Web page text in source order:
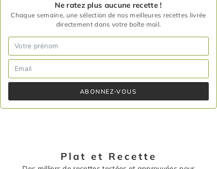
Ne ratez plus aucune recette !
Chaque semaine, une sélection de nos meilleures recettes livrée
directement dans votre boîte mail.
ABONNEZ-VOUS
Plat et Recette